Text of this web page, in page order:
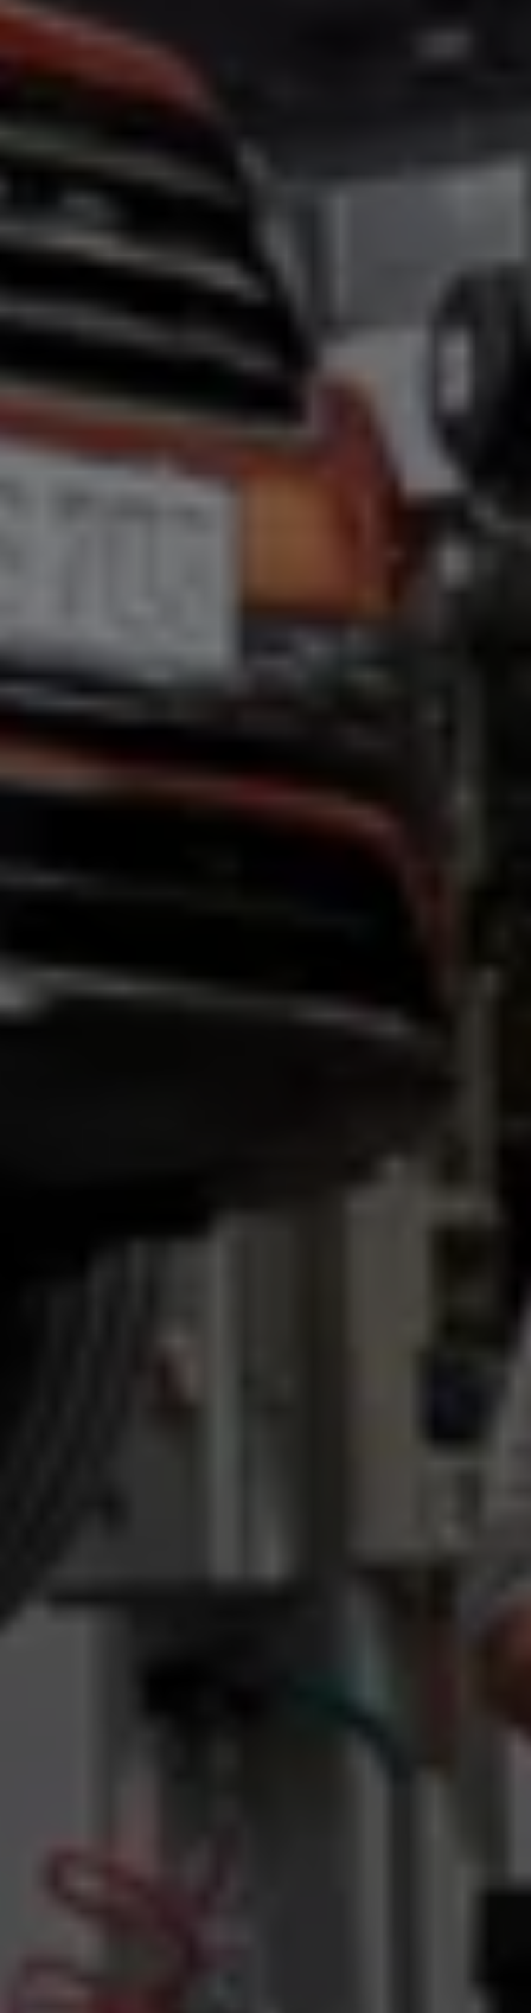
Zubehör
Modellspezifisches Zubehör
Schutz und Pflege
Entertainment und Elektronik
Individualisieren
Wallbox und Ladekabel
Digitale Extras
Dienste für Ihr Modell finden
Updates für Software, Karten und Radio
Über Ihr Auto
Vorgängermodelle
Kundeninformationen
Volkswagen Kundenbetreuung
Warn- und Kontrollleuchten
Assistenzsysteme
Digitale Betriebsanleitung
Live Beratung
Lifestyle
Transport
Familie
Volkswagen Kundenbetreuung